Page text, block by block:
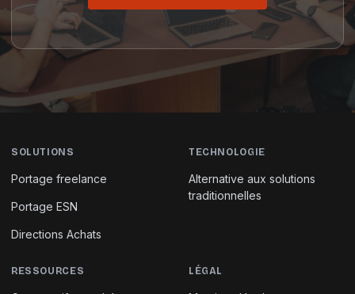
SOLUTIONS
Portage freelance
Portage ESN
Directions Achats
TECHNOLOGIE
Alternative aux solutions
traditionnelles
RESSOURCES LÉGAL